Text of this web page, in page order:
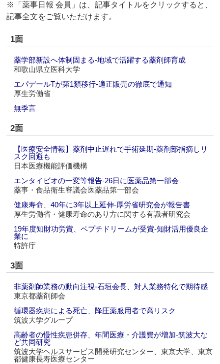
※「薬事日報 会員」は、記事タイトルをクリックすると、
記事全文をご覧いただけます。
1面
薬学部新設へ体制固まる‐地域で活躍する薬剤師育成
和歌山県立医科大学
エパデールTが第1類移行‐適正販売の徹底で通知
厚生労働省
無季言
2面
【医療安全情報】薬剤中止遅れで手術延期‐薬剤部指摘しリ
スク回避も
日本医療機能評価機構
エンタイビオの一変等報告‐26日に医薬品第一部会
薬事・食品衛生審議会医薬品第一部会
健康寿命、40年に3年以上延伸‐厚労省研究会が報告書
厚生労働省・健康寿命のあり方に関する有識者研究会
19年度知財功労賞、ペプチドリームが受賞‐知財活用優良企
業に
特許庁
3面
非薬剤師業務の動向注視‐石垣会長、対人業務特化で期待感
東京都薬剤師会
循環器疾患による死亡、降圧薬服用者で高リスク
筑波大学グループ
高齢者の慢性疾患併存、年間医療・介護費が増加‐筑波大な
ど共同研究
筑波大学ヘルスサービス開発研究センター、東京大学、東京
都健康長寿医療センター